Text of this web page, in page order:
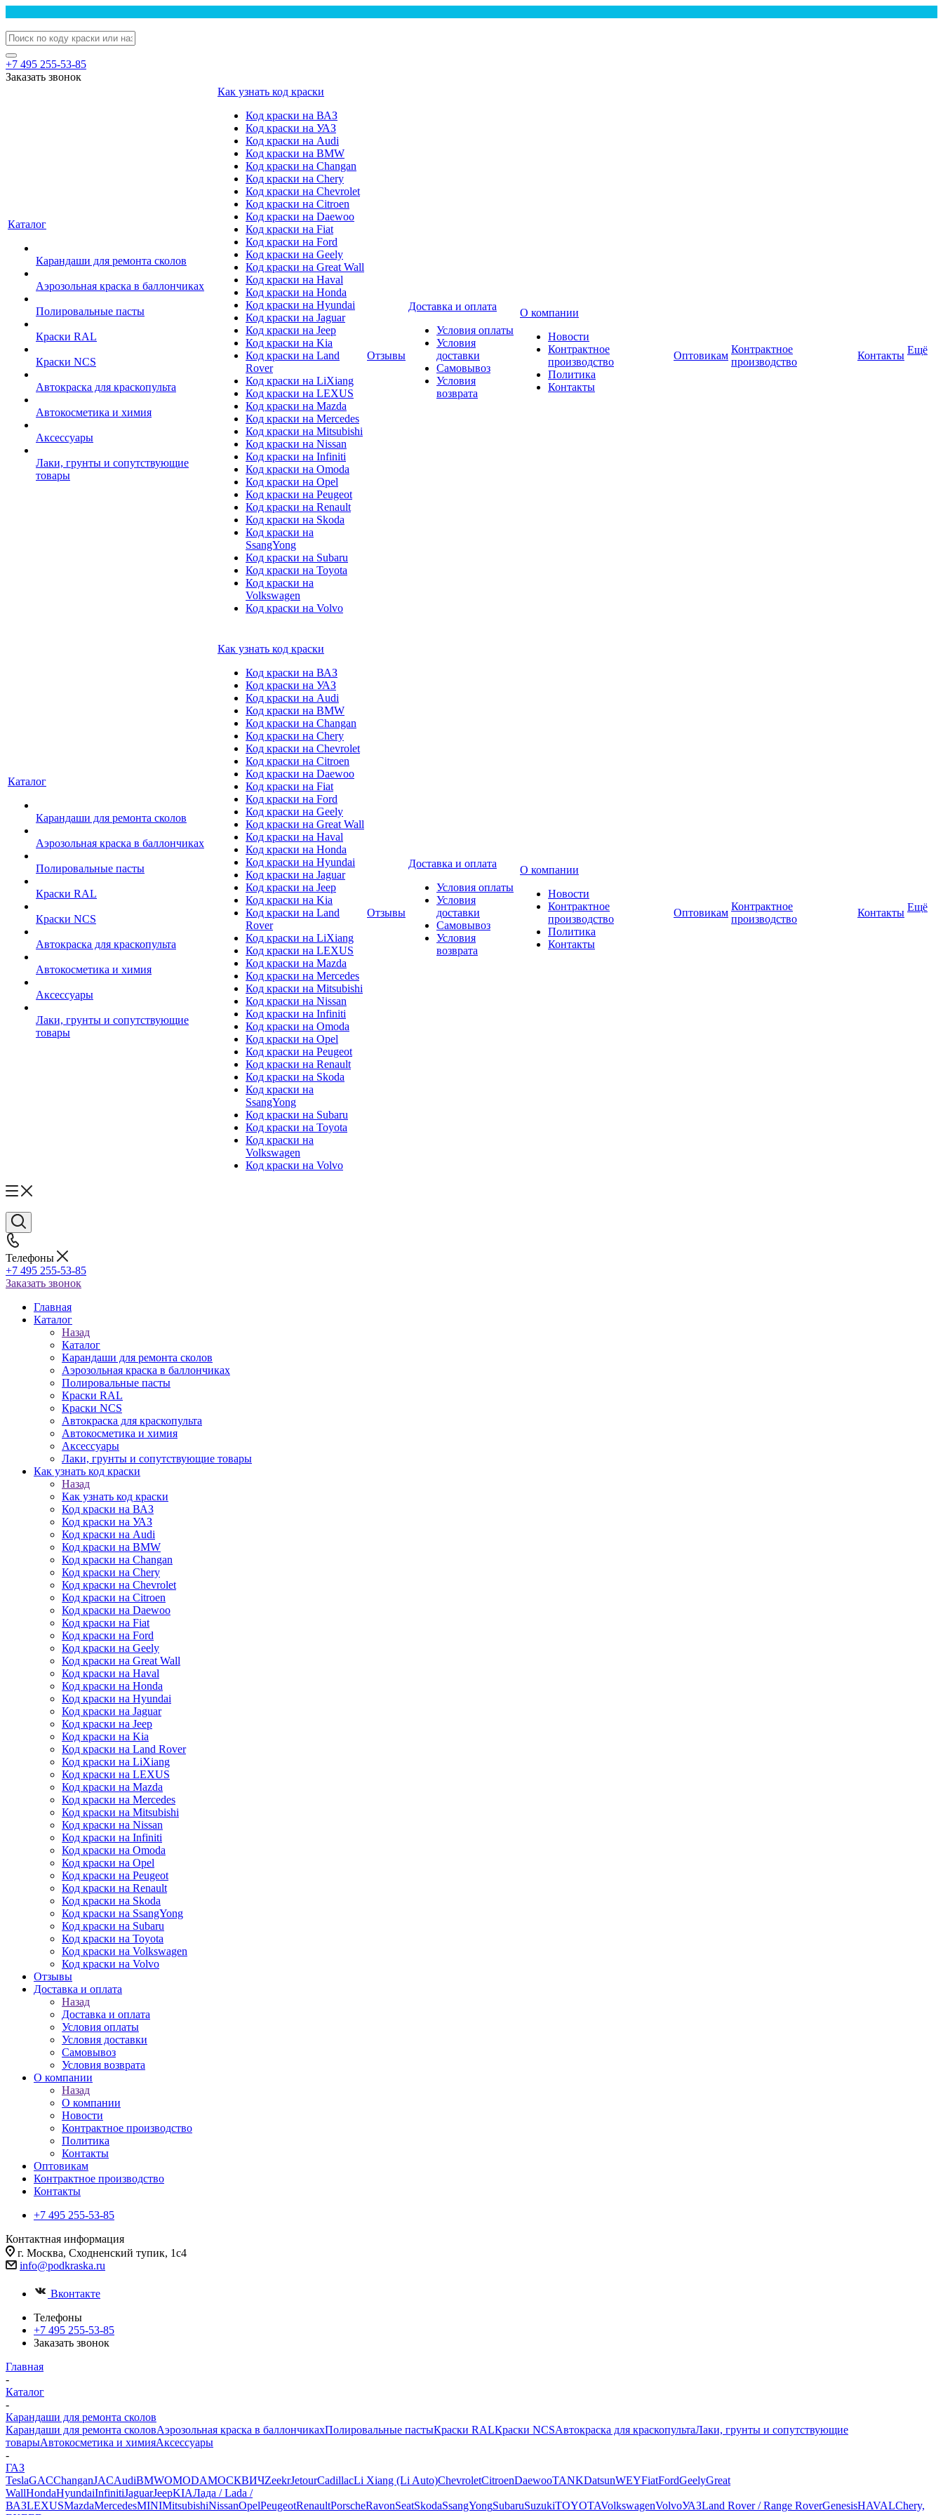
+7 495 255-53-85
Заказать звонок
Каталог
Карандаши для ремонта сколов
Аэрозольная краска в баллончиках
Полировальные пасты
Краски RAL
Краски NCS
Автокраска для краскопульта
Автокосметика и химия
Аксессуары
Лаки, грунты и сопутствующие
товары
Как узнать код краски
Код краски на ВАЗ
Код краски на УАЗ
Код краски на Audi
Код краски на BMW
Код краски на Changan
Код краски на Chery
Код краски на Chevrolet
Код краски на Citroen
Код краски на Daewoo
Код краски на Fiat
Код краски на Ford
Код краски на Geely
Код краски на Great Wall
Код краски на Haval
Код краски на Honda
Код краски на Hyundai
Код краски на Jaguar
Код краски на Jeep
Код краски на Kia
Код краски на Land
Rover
Код краски на LiXiang
Код краски на LEXUS
Код краски на Mazda
Код краски на Mercedes
Код краски на Mitsubishi
Код краски на Nissan
Код краски на Infiniti
Код краски на Omoda
Код краски на Opel
Код краски на Peugeot
Код краски на Renault
Код краски на Skoda
Код краски на
SsangYong
Код краски на Subaru
Код краски на Toyota
Код краски на
Volkswagen
Код краски на Volvo
Отзывы
Доставка и оплата
Условия оплаты
Условия
доставки
Самовывоз
Условия
возврата
О компании
Новости
Контрактное
производство
Политика
Контакты
Оптовикам
Контрактное
производство
Контакты Ещё
Каталог
Карандаши для ремонта сколов
Аэрозольная краска в баллончиках
Полировальные пасты
Краски RAL
Краски NCS
Автокраска для краскопульта
Автокосметика и химия
Аксессуары
Лаки, грунты и сопутствующие
товары
Как узнать код краски
Код краски на ВАЗ
Код краски на УАЗ
Код краски на Audi
Код краски на BMW
Код краски на Changan
Код краски на Chery
Код краски на Chevrolet
Код краски на Citroen
Код краски на Daewoo
Код краски на Fiat
Код краски на Ford
Код краски на Geely
Код краски на Great Wall
Код краски на Haval
Код краски на Honda
Код краски на Hyundai
Код краски на Jaguar
Код краски на Jeep
Код краски на Kia
Код краски на Land
Rover
Код краски на LiXiang
Код краски на LEXUS
Код краски на Mazda
Код краски на Mercedes
Код краски на Mitsubishi
Код краски на Nissan
Код краски на Infiniti
Код краски на Omoda
Код краски на Opel
Код краски на Peugeot
Код краски на Renault
Код краски на Skoda
Код краски на
SsangYong
Код краски на Subaru
Код краски на Toyota
Код краски на
Volkswagen
Код краски на Volvo
Отзывы
Доставка и оплата
Условия оплаты
Условия
доставки
Самовывоз
Условия
возврата
О компании
Новости
Контрактное
производство
Политика
Контакты
Оптовикам
Контрактное
производство
Контакты Ещё
Телефоны
+7 495 255-53-85
Заказать звонок
Главная
Каталог
Назад
Каталог
Карандаши для ремонта сколов
Аэрозольная краска в баллончиках
Полировальные пасты
Краски RAL
Краски NCS
Автокраска для краскопульта
Автокосметика и химия
Аксессуары
Лаки, грунты и сопутствующие товары
Как узнать код краски
Назад
Как узнать код краски
Код краски на ВАЗ
Код краски на УАЗ
Код краски на Audi
Код краски на BMW
Код краски на Changan
Код краски на Chery
Код краски на Chevrolet
Код краски на Citroen
Код краски на Daewoo
Код краски на Fiat
Код краски на Ford
Код краски на Geely
Код краски на Great Wall
Код краски на Haval
Код краски на Honda
Код краски на Hyundai
Код краски на Jaguar
Код краски на Jeep
Код краски на Kia
Код краски на Land Rover
Код краски на LiXiang
Код краски на LEXUS
Код краски на Mazda
Код краски на Mercedes
Код краски на Mitsubishi
Код краски на Nissan
Код краски на Infiniti
Код краски на Omoda
Код краски на Opel
Код краски на Peugeot
Код краски на Renault
Код краски на Skoda
Код краски на SsangYong
Код краски на Subaru
Код краски на Toyota
Код краски на Volkswagen
Код краски на Volvo
Отзывы
Доставка и оплата
Назад
Доставка и оплата
Условия оплаты
Условия доставки
Самовывоз
Условия возврата
О компании
Назад
О компании
Новости
Контрактное производство
Политика
Контакты
Оптовикам
Контрактное производство
Контакты
+7 495 255-53-85
Контактная информация
г. Москва, Сходненский тупик, 1с4
info@podkraska.ru
Вконтакте
Телефоны
+7 495 255-53-85
Заказать звонок
Главная
-
Каталог
-
Карандаши для ремонта сколов
Карандаши для ремонта сколовАэрозольная краска в баллончикахПолировальные пастыКраски RALКраски NCSАвтокраска для краскопультаЛаки, грунты и сопутствующие
товарыАвтокосметика и химияАксессуары
-
ГАЗ
TeslaGACChanganJACAudiBMWOMODAМОСКВИЧZeekrJetourCadillacLi Xiang (Li Auto)ChevroletCitroenDaewooTANKDatsunWEYFiatFordGeelyGreat
WallHondaHyundaiInfinitiJaguarJeepKIAЛада / Lada /
ВАЗLEXUSMazdaMercedesMINIMitsubishiNissanOpelPeugeotRenaultPorscheRavonSeatSkodaSsangYongSubaruSuzukiTOYOTAVolkswagenVolvoУАЗLand Rover / Range RoverGenesisHAVALChery,